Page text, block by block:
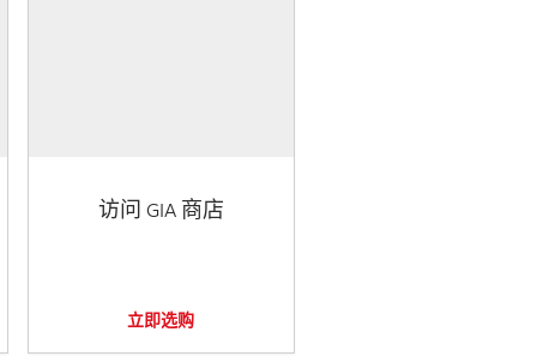
访问 GIA 商店
立即选购